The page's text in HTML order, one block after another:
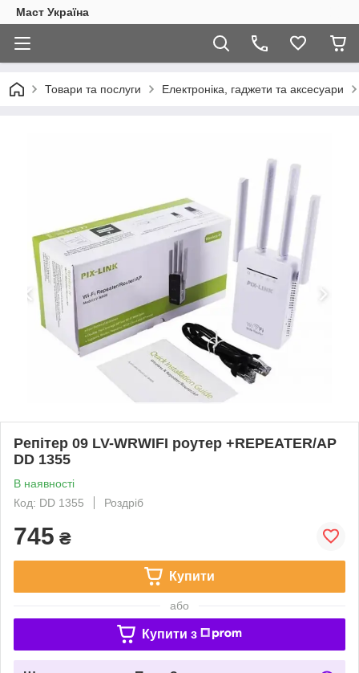
Маст Україна
Товари та послуги Електроніка, гаджети та аксесуари
Репітер 09 LV-WRWIFI роутер +REPEATER/AP
DD 1355
В наявності
Код: DD 1355
Роздріб
745 ₴
Купити
або
Купити з